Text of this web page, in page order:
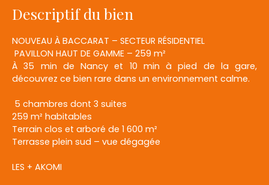
Descriptif du bien
NOUVEAU À BACCARAT – SECTEUR RÉSIDENTIEL
PAVILLON HAUT DE GAMME – 259 m²
À 35 min de Nancy et 10 min à pied de la gare,
découvrez ce bien rare dans un environnement calme.
5 chambres dont 3 suites
259 m² habitables
Terrain clos et arboré de 1 600 m²
Terrasse plein sud – vue dégagée
LES + AKOMI